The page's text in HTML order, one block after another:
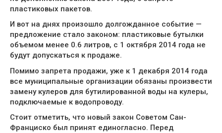
пластиковых пакетов.
И вот на днях произошло долгожданное событие —
предложение стало законом: пластиковые бутылки
объемом менее 0.6 литров, с 1 октября 2014 года не
будут допускаться к продаже.
Помимо запрета продажи, уже к 1 декабря 2014 года
все муниципальные организации обязаны произвести
замену кулеров для бутилированной воды на кулеры,
подключаемые к водопроводу.
Стоит отметить, что новый закон Советом Сан-
Франциско был принят единогласно. Перед